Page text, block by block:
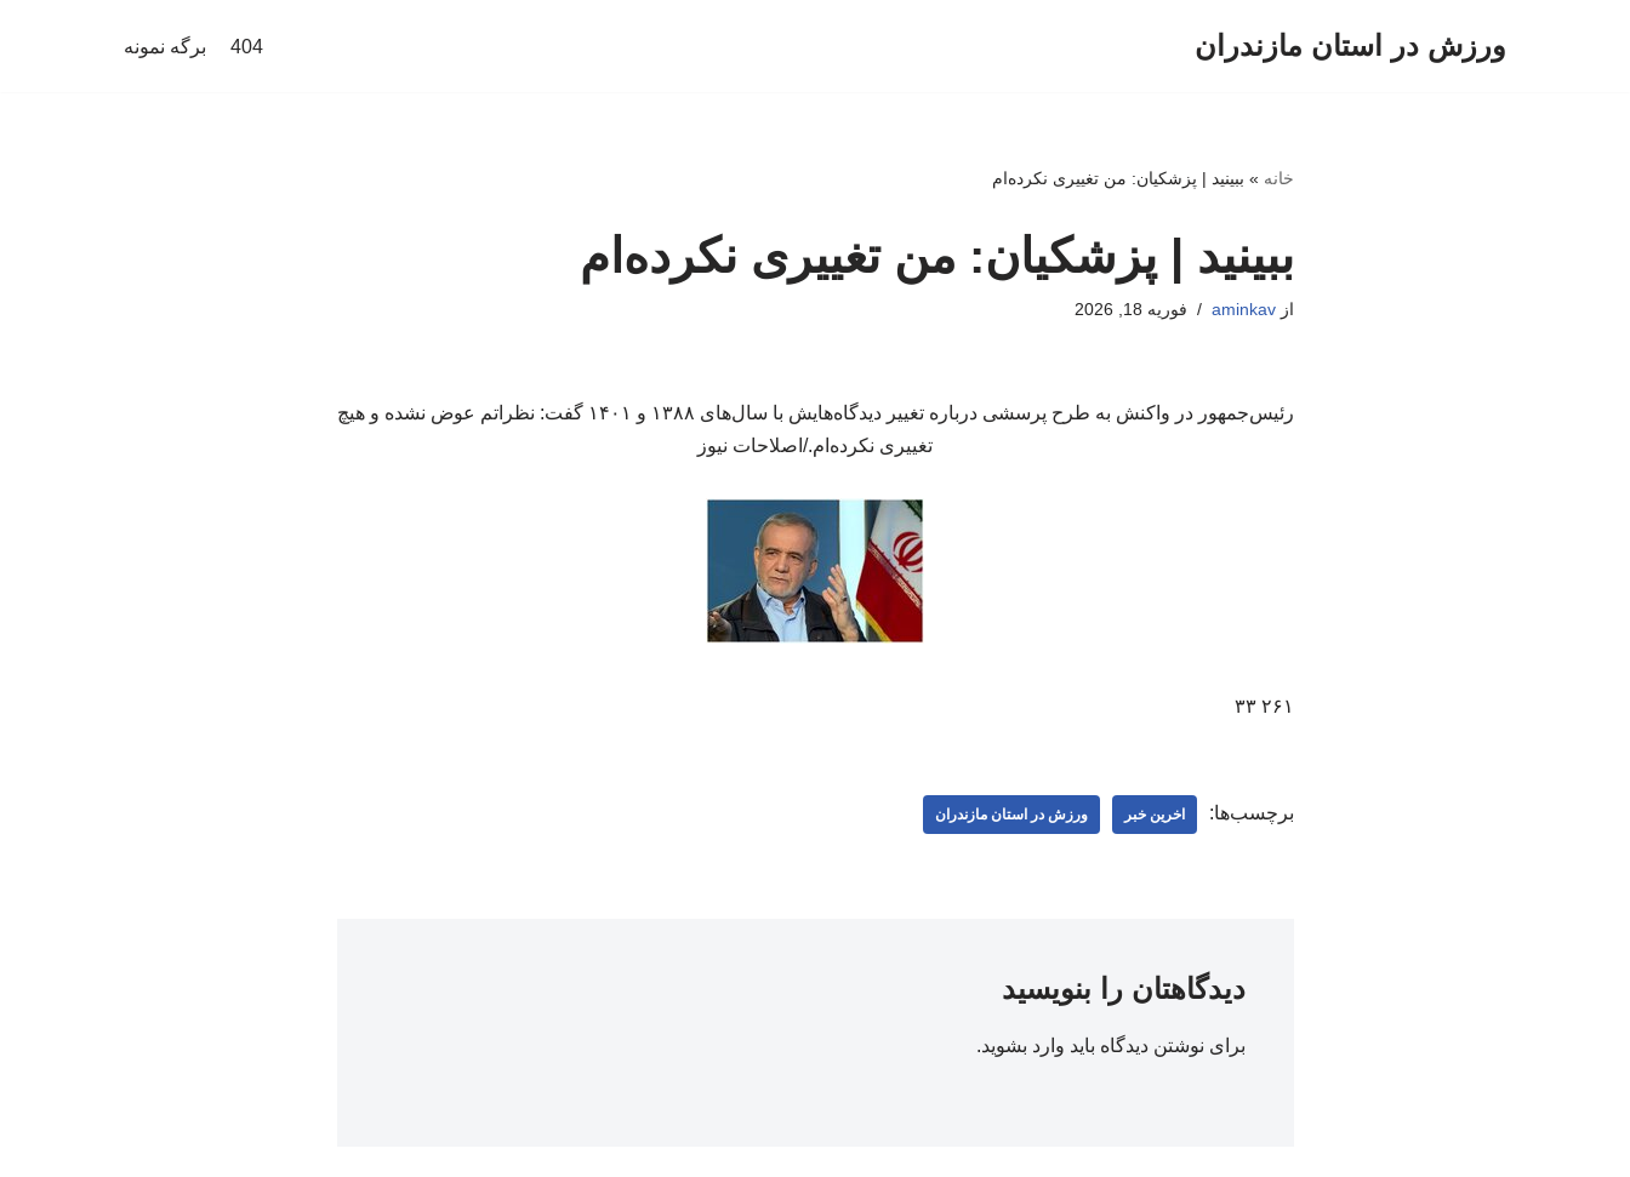
ورزش در استان مازندران 404 برگه نمونه
خانه » ببینید | پزشکیان: من تغییری نکرده‌ام
ببینید | پزشکیان: من تغییری نکرده‌ام
ازaminkav فوریه 18, 2026
رئیس‌جمهور در واکنش به طرح پرسشی درباره تغییر دیدگاه‌هایش با سال‌های ۱۳۸۸ و ۱۴۰۱ گفت: نظراتم عوض نشده و هیچ
تغییری نکرده‌ام./اصلاحات نیوز
۲۶۱ ۳۳
برچسب‌ها: اخرین خبر ورزش در استان مازندران
دیدگاهتان را بنویسید
برای نوشتن دیدگاه باید وارد بشوید.